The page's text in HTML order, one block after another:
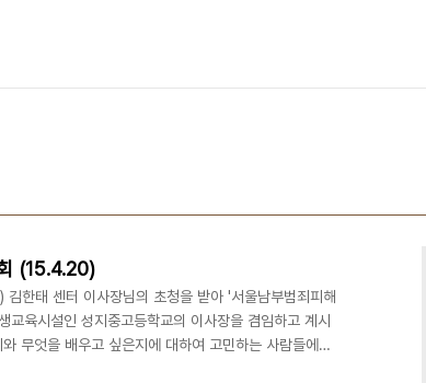
(15.4.20)
한태 센터 이사장님의 초청을 받아 '서울남부범죄피해
육시설인 성지중고등학교의 이사장을 겸임하고 계시
무엇을 배우고 싶은지에 대하여 고민하는 사람들에게